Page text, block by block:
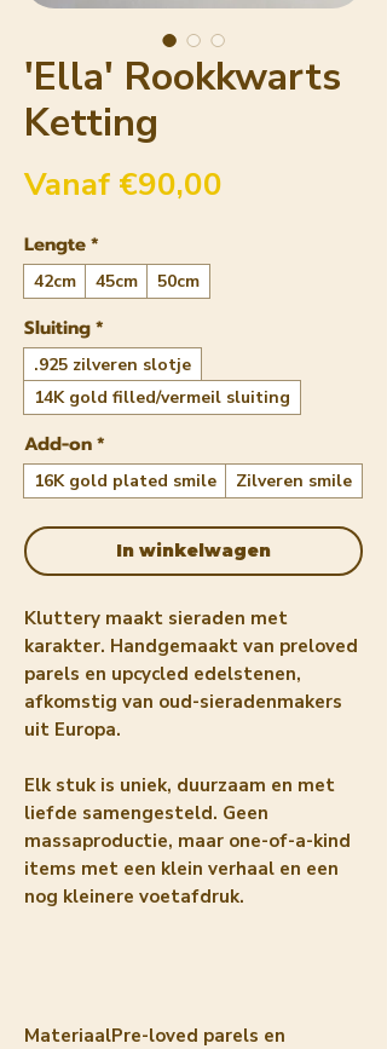
'Ella' Rookkwarts
Ketting
Vanaf €90,00
Lengte*
42cm 45cm 50cm
Sluiting*
.925 zilveren slotje
14K gold filled/vermeil sluiting
Add-on*
16K gold plated smile Zilveren smile
In winkelwagen
Kluttery maakt sieraden met
karakter. Handgemaakt van preloved
parels en upcycled edelstenen,
afkomstig van oud-sieradenmakers
uit Europa.
Elk stuk is uniek, duurzaam en met
liefde samengesteld. Geen
massaproductie, maar one-of-a-kind
items met een klein verhaal en een
nog kleinere voetafdruk.
MateriaalPre-loved parels en